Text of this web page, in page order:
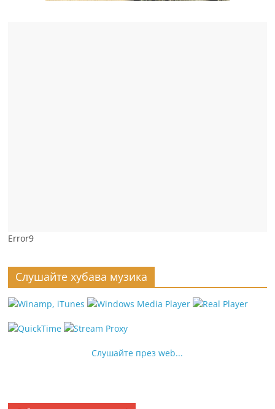
Error9
Слушайте хубава музика
Слушайте през web...